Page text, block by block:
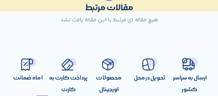
مقالات مرتبط
هیچ مقاله ای مرتبط با این مقاله یافت نشد
تحویل در محل
محصولات
پرداخت کارت به
کارت
1 ماه ضمانت